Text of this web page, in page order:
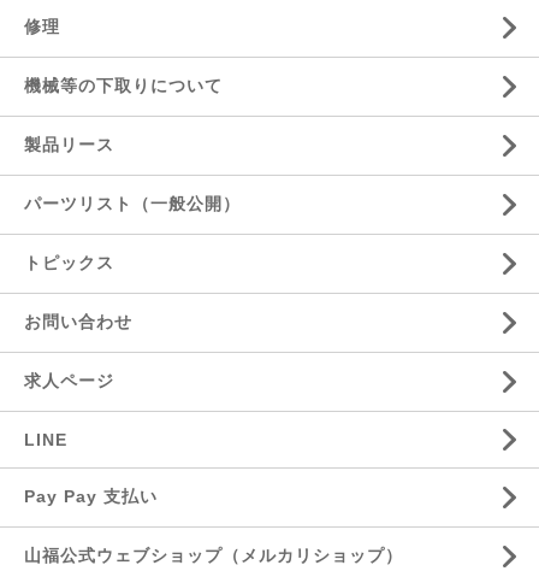
修理
機械等の下取りについて
製品リース
パーツリスト（一般公開）
トピックス
お問い合わせ
求人ページ
LINE
Pay Pay 支払い
山福公式ウェブショップ（メルカリショップ）